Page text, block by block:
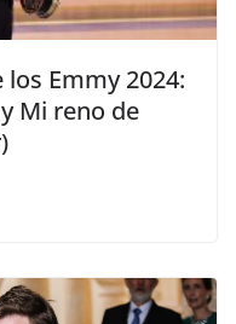
Emmy 2024:
Mi reno de